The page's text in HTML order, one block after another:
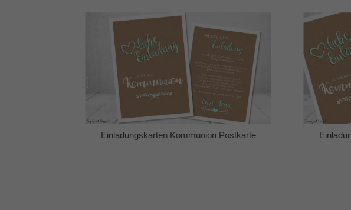
Einladungskarten Kommunion Postkarte